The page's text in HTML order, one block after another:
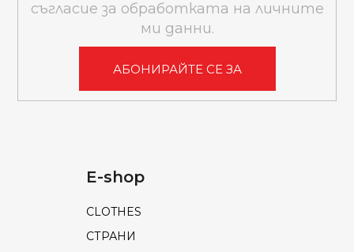
съгласие за обработката на личните
ми данни.
АБОНИРАЙТЕ СЕ ЗА
E-shop
CLOTHES
СТРАНИ